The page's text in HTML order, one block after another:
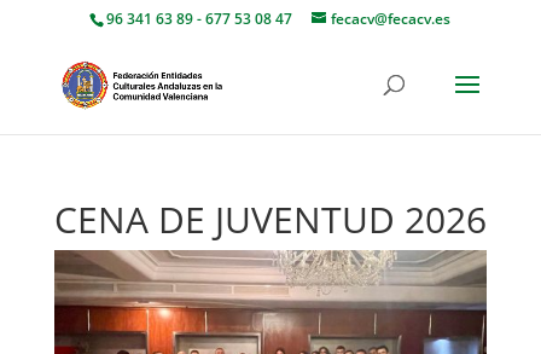
96 341 63 89 - 677 53 08 47 fecacv@fecacv.es
CENA DE JUVENTUD 2026